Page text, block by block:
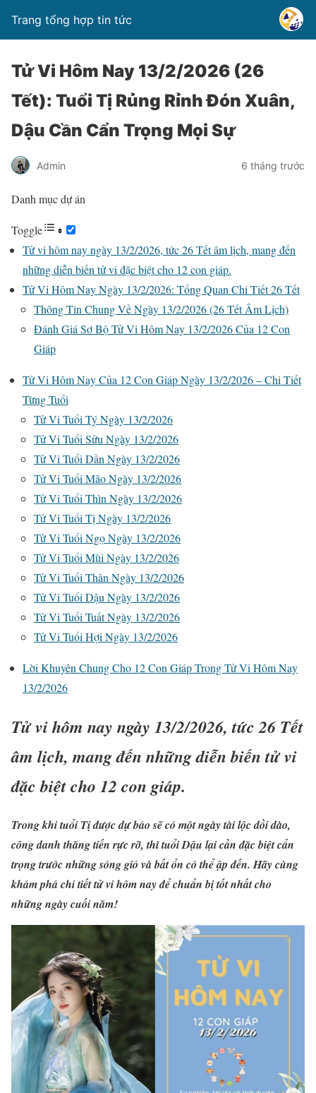
Trang tổng hợp tin tức
Tử Vi Hôm Nay 13/2/2026 (26
Tết): Tuổi Tị Rủng Rỉnh Đón Xuân,
Dậu Cần Cẩn Trọng Mọi Sự
Admin 6 tháng trước
Danh mục dự án
Toggle
Tử vi hôm nay ngày 13/2/2026, tức 26 Tết âm lịch, mang đến
những diễn biến tử vi đặc biệt cho 12 con giáp.
Tử Vi Hôm Nay Ngày 13/2/2026: Tổng Quan Chi Tiết 26 Tết
Thông Tin Chung Về Ngày 13/2/2026 (26 Tết Âm Lịch)
Đánh Giá Sơ Bộ Tử Vi Hôm Nay 13/2/2026 Của 12 Con
Giáp
Tử Vi Hôm Nay Của 12 Con Giáp Ngày 13/2/2026 – Chi Tiết
Từng Tuổi
Tử Vi Tuổi Tý Ngày 13/2/2026
Tử Vi Tuổi Sửu Ngày 13/2/2026
Tử Vi Tuổi Dần Ngày 13/2/2026
Tử Vi Tuổi Mão Ngày 13/2/2026
Tử Vi Tuổi Thìn Ngày 13/2/2026
Tử Vi Tuổi Tị Ngày 13/2/2026
Tử Vi Tuổi Ngọ Ngày 13/2/2026
Tử Vi Tuổi Mùi Ngày 13/2/2026
Tử Vi Tuổi Thân Ngày 13/2/2026
Tử Vi Tuổi Dậu Ngày 13/2/2026
Tử Vi Tuổi Tuất Ngày 13/2/2026
Tử Vi Tuổi Hợi Ngày 13/2/2026
Lời Khuyên Chung Cho 12 Con Giáp Trong Tử Vi Hôm Nay
13/2/2026
Tử vi hôm nay ngày 13/2/2026, tức 26 Tết
âm lịch, mang đến những diễn biến tử vi
đặc biệt cho 12 con giáp.
Trong khi tuổi Tị được dự báo sẽ có một ngày tài lộc dồi dào,
công danh thăng tiến rực rỡ, thì tuổi Dậu lại cần đặc biệt cẩn
trọng trước những sóng gió và bất ổn có thể ập đến. Hãy cùng
khám phá chi tiết tử vi hôm nay để chuẩn bị tốt nhất cho
những ngày cuối năm!